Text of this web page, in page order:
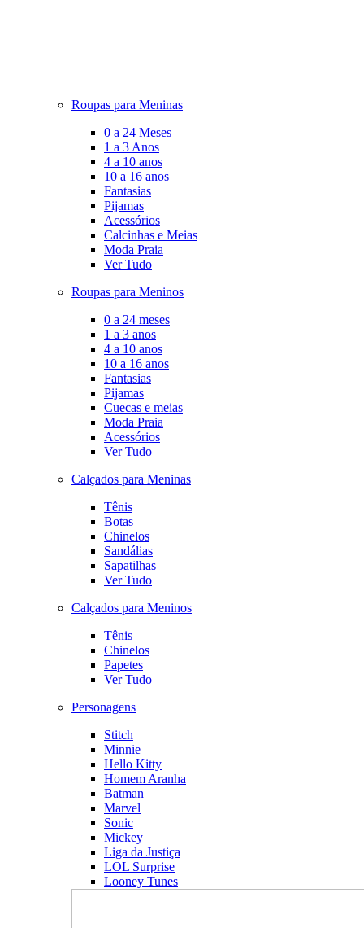
Roupas para Meninas
0 a 24 Meses
1 a 3 Anos
4 a 10 anos
10 a 16 anos
Fantasias
Pijamas
Acessórios
Calcinhas e Meias
Moda Praia
Ver Tudo
Roupas para Meninos
0 a 24 meses
1 a 3 anos
4 a 10 anos
10 a 16 anos
Fantasias
Pijamas
Cuecas e meias
Moda Praia
Acessórios
Ver Tudo
Calçados para Meninas
Tênis
Botas
Chinelos
Sandálias
Sapatilhas
Ver Tudo
Calçados para Meninos
Tênis
Chinelos
Papetes
Ver Tudo
Personagens
Stitch
Minnie
Hello Kitty
Homem Aranha
Batman
Marvel
Sonic
Mickey
Liga da Justiça
LOL Surprise
Looney Tunes